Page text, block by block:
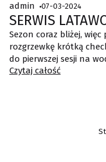
admin 07-03-2024
SERWIS
Sezon coraz bliżej,
rozgrzewkę krótką
do pierwszej sesji na
wyglądać serwis
Czytaj całość